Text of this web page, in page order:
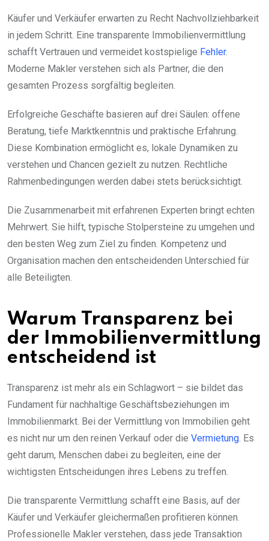
Käufer und Verkäufer erwarten zu Recht Nachvollziehbarkeit
in jedem Schritt. Eine transparente Immobilienvermittlung
schafft Vertrauen und vermeidet kostspielige Fehler.
Moderne Makler verstehen sich als Partner, die den
gesamten Prozess sorgfältig begleiten.
Erfolgreiche Geschäfte basieren auf drei Säulen: offene
Beratung, tiefe Marktkenntnis und praktische Erfahrung.
Diese Kombination ermöglicht es, lokale Dynamiken zu
verstehen und Chancen gezielt zu nutzen. Rechtliche
Rahmenbedingungen werden dabei stets berücksichtigt.
Die Zusammenarbeit mit erfahrenen Experten bringt echten
Mehrwert. Sie hilft, typische Stolpersteine zu umgehen und
den besten Weg zum Ziel zu finden. Kompetenz und
Organisation machen den entscheidenden Unterschied für
alle Beteiligten.
Warum Transparenz bei
der Immobilienvermittlung
entscheidend ist
Transparenz ist mehr als ein Schlagwort – sie bildet das
Fundament für nachhaltige Geschäftsbeziehungen im
Immobilienmarkt. Bei der Vermittlung von Immobilien geht
es nicht nur um den reinen Verkauf oder die Vermietung. Es
geht darum, Menschen dabei zu begleiten, eine der
wichtigsten Entscheidungen ihres Lebens zu treffen.
Die transparente Vermittlung schafft eine Basis, auf der
Käufer und Verkäufer gleichermaßen profitieren können.
Professionelle Makler verstehen, dass jede Transaktion